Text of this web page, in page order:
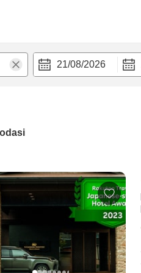
21/08/2026